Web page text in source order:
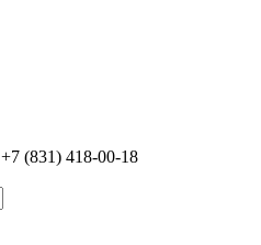
+7 (831) 418-00-18